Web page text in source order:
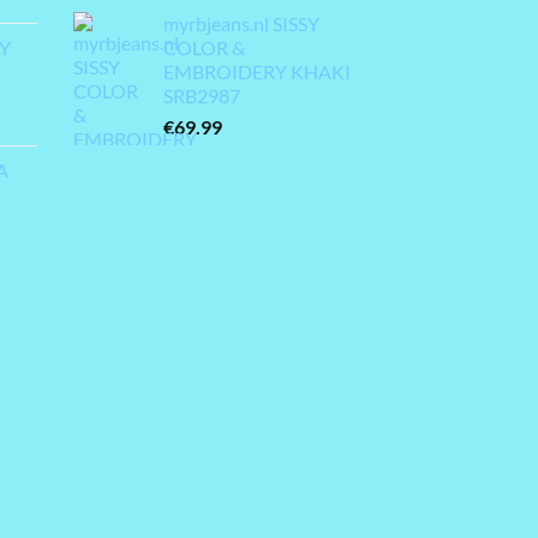
myrbjeans.nl SISSY
COLOR &
EMBROIDERY KHAKI
SRB2987
€69.99